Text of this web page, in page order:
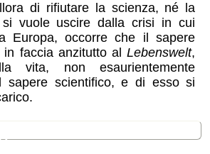
di rifiutare la scienza, né la
vuole uscire dalla crisi in cui
Europa, occorre che il sapere
in faccia anzitutto alLebenswelt,
vita, non esaurientemente
sapere scientifico, e di esso si